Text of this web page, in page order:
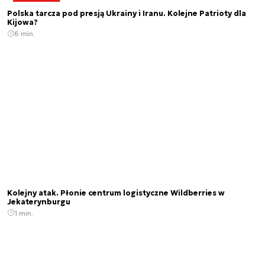
Polska tarcza pod presją Ukrainy i Iranu. Kolejne Patrioty dla
Kijowa?
6 min.
Kolejny atak. Płonie centrum logistyczne Wildberries w
Jekaterynburgu
1 min.